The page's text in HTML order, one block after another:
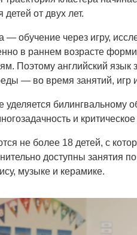
детей от двух лет.
— обучение через игру,
в раннем возрасте
Поэтому английский язык
— во время занятий, игр
билингвальному
и
не более 18 детей, с
доступны занятия
музыке и керамике.